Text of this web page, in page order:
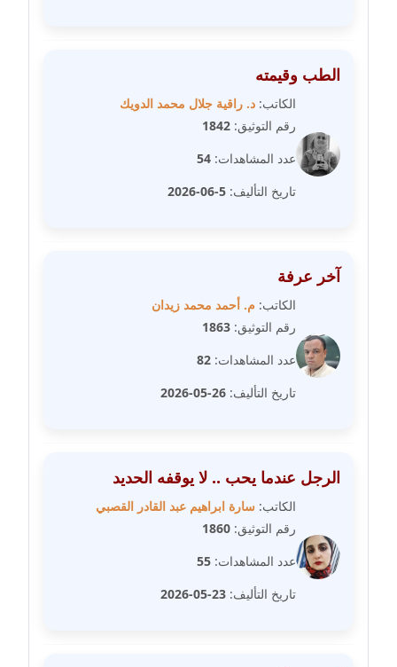
مدونة دعاء الشاهد
عاملة
مدونة دينا عاصم
مدونة راقية الدويك
عاملة
مدونة رانيا ثروت
مدونة رحاب منيعم
عاملة
مدونة رشا السعدي
الطب وقيمته
الكاتب: د. راقية جلال محمد الدويك
رقم التوثيق: 1842
عدد المشاهدات: 54
تاريخ التأليف: 5-06-2026
آخر عرفة
الكاتب: م. أحمد محمد زيدان
رقم التوثيق: 1863
عدد المشاهدات: 82
تاريخ التأليف: 26-05-2026
الرجل عندما يحب .. لا يوقفه الحديد
الكاتب: سارة ابراهيم عبد القادر القصبي
رقم التوثيق: 1860
عدد المشاهدات: 55
تاريخ التأليف: 23-05-2026